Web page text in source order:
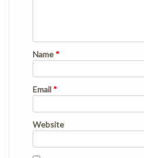
Name *
Email *
Website